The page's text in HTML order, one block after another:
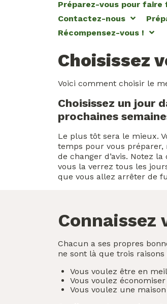
Préparez-vous pour
Contactez-nous
Récompensez-vous !
Choisissez
Voici comment choisir le
Choisissez un jour
prochaines
Le plus tôt sera le mieux.
temps pour vous préparer,
de changer d’avis. Notez
vous la verrez tous les
que vous allez arrêter de
Connaissez
Chacun a ses propres
ne sont là que trois raisons
Vous voulez être en
Vous voulez économiser
Vous voulez une